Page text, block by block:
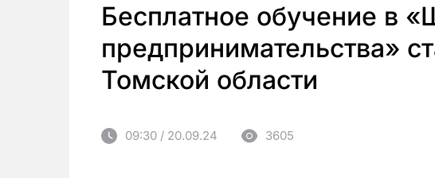
Бесплатное обучение в
предпринимательства»
Томской области
09:30 / 20.09.24 3605